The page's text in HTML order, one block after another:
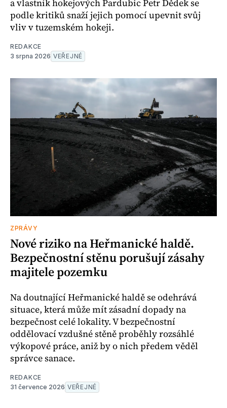
a vlastník hokejových Pardubic Petr Dědek se
podle kritiků snaží jejich pomocí upevnit svůj
vliv v tuzemském hokeji.
REDAKCE
3 srpna 2026 VEŘEJNÉ
ZPRÁVY
Nové riziko na Heřmanické haldě.
Bezpečnostní stěnu porušují zásahy
majitele pozemku
Na doutnající Heřmanické haldě se odehrává
situace, která může mít zásadní dopady na
bezpečnost celé lokality. V bezpečnostní
oddělovací vzdušné stěně proběhly rozsáhlé
výkopové práce, aniž by o nich předem věděl
správce sanace.
REDAKCE
31 července 2026 VEŘEJNÉ